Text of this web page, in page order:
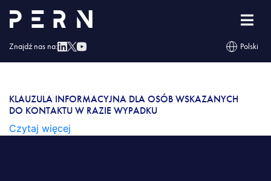
Znajdź nas na: Polski
Klauzula informacyjna dla osób wskazanych do
kontaktu w razie wypadku
KLAUZULA INFORMACYJNA DLA OSÓB
WSKAZANYCH DO KONTAKTU W RAZIE
KLAUZULA INFORMACYJNA DLA OSÓB WSKAZANYCH
DO KONTAKTU W RAZIE WYPADKU
Czytaj więcej